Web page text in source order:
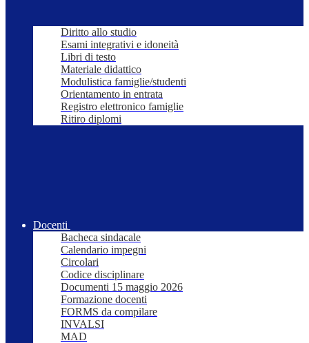
Diritto allo studio
Esami integrativi e idoneità
Libri di testo
Materiale didattico
Modulistica famiglie/studenti
Orientamento in entrata
Registro elettronico famiglie
Ritiro diplomi
Docenti
Bacheca sindacale
Calendario impegni
Circolari
Codice disciplinare
Documenti 15 maggio 2026
Formazione docenti
FORMS da compilare
INVALSI
MAD